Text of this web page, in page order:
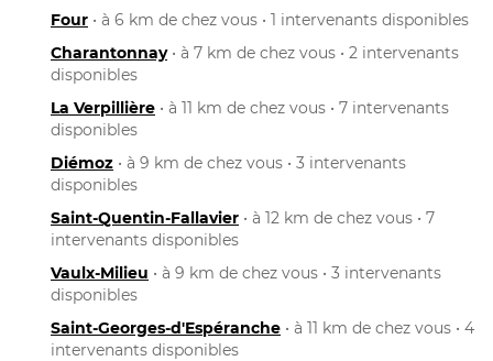
Four • à 6 km de chez vous • 1 intervenants disponibles
Charantonnay• à 7 km de chez vous • 2 intervenants
disponibles
La Verpillière • à 11 km de chez vous • 7 intervenants
disponibles
Diémoz • à 9 km de chez vous • 3 intervenants
disponibles
Saint-Quentin-Fallavier • à 12 km de chez vous • 7
intervenants disponibles
Vaulx-Milieu • à 9 km de chez vous • 3 intervenants
disponibles
Saint-Georges-d'Espéranche • à 11 km de chez vous • 4
intervenants disponibles